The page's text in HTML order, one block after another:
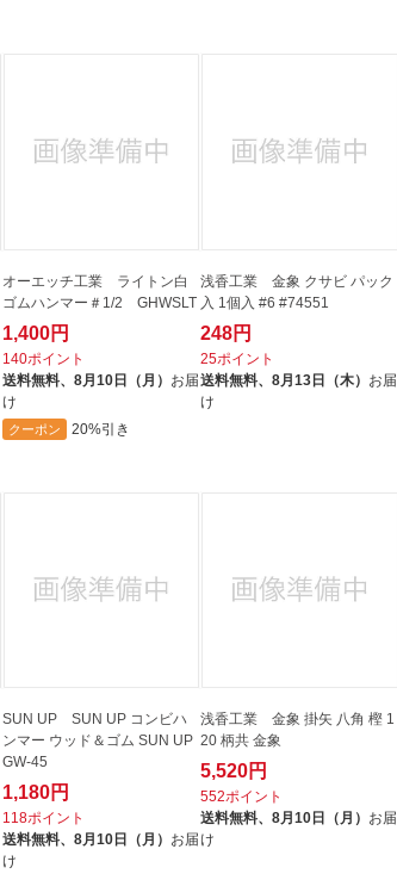
オーエッチ工業 ライトン白
ゴムハンマー＃1/2 GHWSLT
1,400円
140ポイント
送料無料、 8月10日（月） お届
け
クーポン 20%引き
浅香工業 金象 クサビ パック
入 1個入 #6 #74551
248円
25ポイント
送料無料、8月13日（木） お届
け
SUN UP SUN UP コンビハ
ンマー ウッド＆ゴム SUN UP
GW-45
1,180円
118ポイント
送料無料、 8月10日（月） お届
け
浅香工業 金象 掛矢 八角 樫 1
20 柄共 金象
5,520円
552ポイント
送料無料、8月10日（月） お届
け